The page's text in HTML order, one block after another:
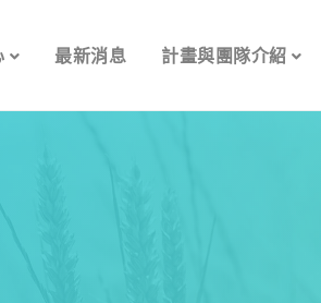
最新消息 計畫與團隊介紹